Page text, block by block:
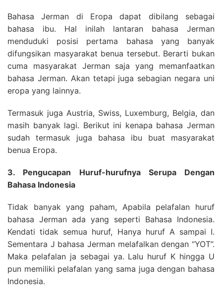
Bahasa Jerman di Eropa dapat dibilang sebagai
bahasa ibu. Hal inilah lantaran bahasa Jerman
menduduki posisi pertama bahasa yang banyak
difungsikan masyarakat benua tersebut. Berarti bukan
cuma masyarakat Jerman saja yang memanfaatkan
bahasa Jerman. Akan tetapi juga sebagian negara uni
eropa yang lainnya.
Termasuk juga Austria, Swiss, Luxemburg, Belgia, dan
masih banyak lagi. Berikut ini kenapa bahasa Jerman
sudah termasuk juga bahasa ibu buat masyarakat
benua Eropa.
3. Pengucapan Huruf-hurufnya Serupa Dengan
Bahasa Indonesia
Tidak banyak yang paham, Apabila pelafalan huruf
bahasa Jerman ada yang seperti Bahasa Indonesia.
Kendati tidak semua huruf, Hanya huruf A sampai I.
Sementara J bahasa Jerman melafalkan dengan “YOT”.
Maka pelafalan ja sebagai ya. Lalu huruf K hingga U
pun memiliki pelafalan yang sama juga dengan bahasa
Indonesia.